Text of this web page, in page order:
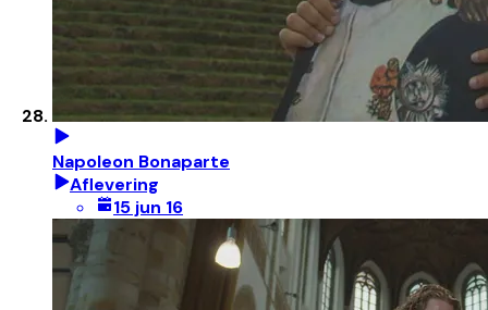
Napoleon Bonaparte
Aflevering
15 jun 16